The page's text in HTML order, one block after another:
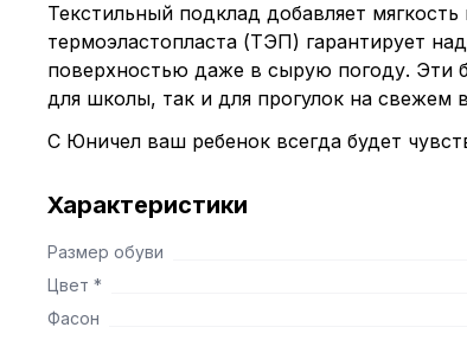
Текстильный подклад добавляет
термоэластопласта (ТЭП) гарантирует
поверхностью даже в сырую погоду. Эти
для школы, так и для прогулок на свежем
С Юничел ваш ребенок всегда будет
Характеристики
Размер обуви
Цвет *
Фасон